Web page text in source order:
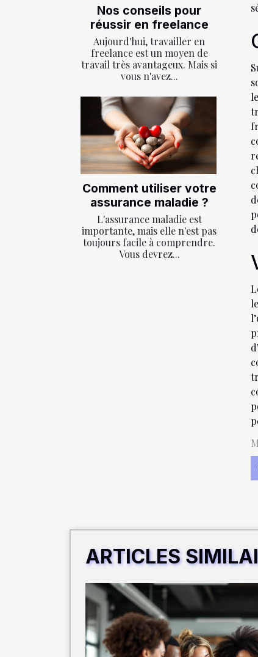
Nos conseils pour
réussir en freelance
Aujourd'hui, travailler en
freelance est un moyen de
travail très avantageux. Mais si
vous n'avez...
Comment utiliser votre
assurance maladie ?
L'assurance maladie est
importante, mais elle n'est pas
toujours facile à comprendre.
Vous devrez...
ARTICLES